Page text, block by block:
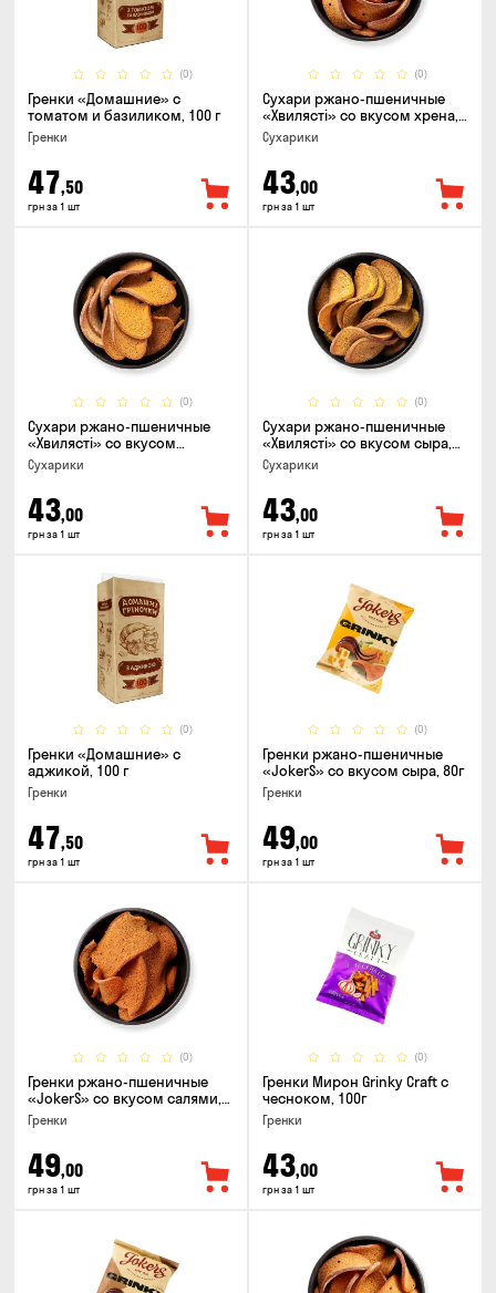
(0)
Гренки «Домашние» с
томатом и базиликом, 100 г
Гренки
47,50
грн за 1 шт
(0)
Сухари ржано-пшеничные
«Хвилясті» со вкусом хрена,
75г
Сухарики
43,00
грн за 1 шт
(0)
Сухари ржано-пшеничные
«Хвилясті» со вкусом
чеснока, 75г
Сухарики
43,00
грн за 1 шт
(0)
Сухари ржано-пшеничные
«Хвилясті» со вкусом сыра,
75г
Сухарики
43,00
грн за 1 шт
(0)
Гренки «Домашние» с
аджикой, 100 г
Гренки
47,50
грн за 1 шт
(0)
Гренки ржано-пшеничные
«JokerS» со вкусом сыра, 80г
Гренки
49,00
грн за 1 шт
(0)
Гренки ржано-пшеничные
«JokerS» со вкусом салями,
80г
Гренки
49,00
грн за 1 шт
(0)
Гренки Мирон Grinky Craft с
чесноком, 100г
Гренки
43,00
грн за 1 шт